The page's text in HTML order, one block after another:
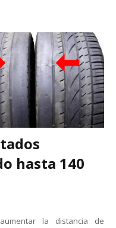
hasta 140
la distancia de